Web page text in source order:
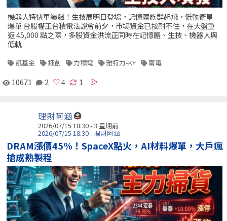
機器人特快車續飆！生技展明日登場，記憶體族群起飛，低軌衛星
爆單 台股權王台積電法說會前夕，市場資金已按耐不住，在大盤重
返 45,000 點之際，多股資金洪流正同時在記憶體、生技、機器人與
低軌
凱基金 鈺創 力積電 雅特力-KY 南電
10671 2 1
理財阿涵
2026/07/15 18:30 - 3 星期前
2026/07/15 18:30 - 理財阿涵
DRAM漲價45%！SpaceX點火，AI材料爆單，大戶瘋
搶成熟製程